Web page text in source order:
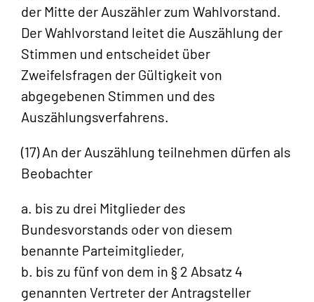
der Mitte der Auszähler zum Wahlvorstand.
Der Wahlvorstand leitet die Auszählung der
Stimmen und entscheidet über
Zweifelsfragen der Gültigkeit von
abgegebenen Stimmen und des
Auszählungsverfahrens.
(17) An der Auszählung teilnehmen dürfen als
Beobachter
a. bis zu drei Mitglieder des
Bundesvorstands oder von diesem
benannte Parteimitglieder,
b. bis zu fünf von dem in § 2 Absatz 4
genannten Vertreter der Antragsteller